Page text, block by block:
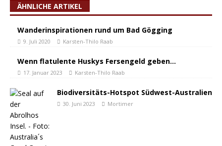
ÄHNLICHE ARTIKEL
Wanderinspirationen rund um Bad Gögging
9. Juli 2020 Karsten-Thilo Raab
Wenn flatulente Huskys Fersengeld geben…
17. Januar 2023 Karsten-Thilo Raab
Biodiversitäts-Hotspot Südwest-Australien
30. Juni 2023 Mortimer